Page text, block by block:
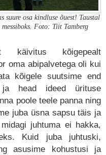
suure osa kindluse õuest! Taustal
Foto: Tiit Tamberg
käivitus kõigepealt
oma abipalvetega oli kui
kõigele suutsime end
ja head ideed ürituse
poole teele panna ning
juba üsna sapsu täis ja
juhtuma ei hakka,
Kuid juba juhtuski,
asusime kohustusi ja